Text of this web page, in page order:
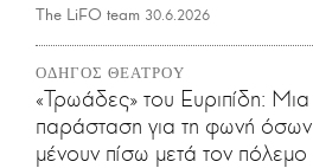
The LiFO team 30.6.2026
ΟΔΗΓΟΣ ΘΕΑΤΡΟΥ
«Τρωάδες» του Ευριπίδη: Mια
παράσταση για τη φωνή όσων
μένουν πίσω μετά τον πόλεμο